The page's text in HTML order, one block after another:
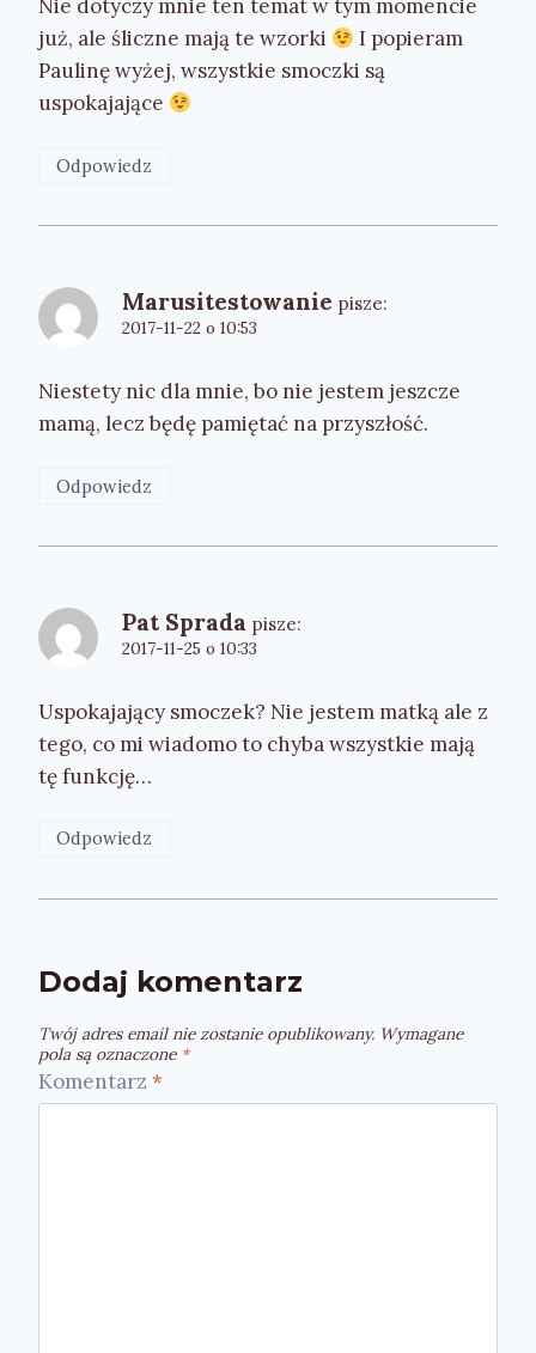
Nie dotyczy mnie ten temat w tym momencie
już, ale śliczne mają te wzorki
I popieram
Paulinę wyżej, wszystkie smoczki są
uspokajające
Odpowiedz
Marusitestowanie pisze:
2017-11-22 o 10:53
Niestety nic dla mnie, bo nie jestem jeszcze
mamą, lecz będę pamiętać na przyszłość.
Odpowiedz
Pat Sprada pisze:
2017-11-25 o 10:33
Uspokajający smoczek? Nie jestem matką ale z
tego, co mi wiadomo to chyba wszystkie mają
tę funkcję…
Odpowiedz
Dodaj komentarz
Twój adres email nie zostanie opublikowany. Wymagane
pola są oznaczone *
Komentarz *